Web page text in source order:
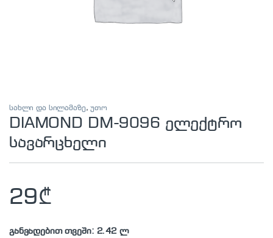
სახლი და სილამაზე,უთო
DIAMOND DM-9096 ელექტრო
სავარცხელი
29₾
განვადებით თვეში: 2.42 ლ